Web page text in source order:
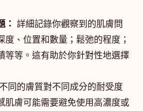
： 詳細記錄你觀察到的肌膚問
度、位置和數量；鬆弛的程度；
等等。這有助於你針對性地選擇
不同的膚質對不同成分的耐受度
肌膚可能需要避免使用高濃度或